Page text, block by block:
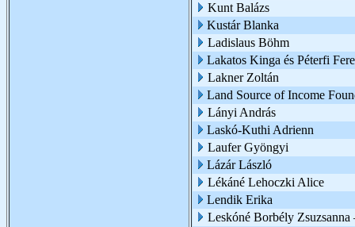
Kunt Balázs
Kustár Blanka
Ladislaus Böhm
Lakatos Kinga és Péterfi
Lakner Zoltán
Land Source of Income
Lányi András
Laskó-Kuthi Adrienn
Laufer Gyöngyi
Lázár László
Lékáné Lehoczki Alice
Lendik Erika
Leskóné Borbély